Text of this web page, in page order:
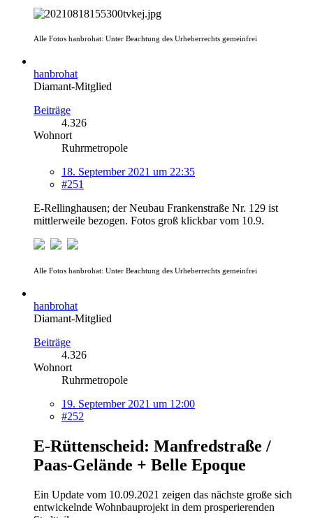
Alle Fotos hanbrohat: Unter Beachtung des Urheberrechts gemeinfrei
hanbrohat
Diamant-Mitglied
Beiträge
4.326
Wohnort
Ruhrmetropole
18. September 2021 um 22:35
#251
E-Rellinghausen; der Neubau Frankenstraße Nr. 129 ist
mittlerweile bezogen. Fotos groß klickbar vom 10.9.
Alle Fotos hanbrohat: Unter Beachtung des Urheberrechts gemeinfrei
hanbrohat
Diamant-Mitglied
Beiträge
4.326
Wohnort
Ruhrmetropole
19. September 2021 um 12:00
#252
E-Rüttenscheid: Manfredstraße /
Paas-Gelände + Belle Epoque
Ein Update vom 10.09.2021 zeigen das nächste große sich
entwickelnde Wohnbauprojekt in dem prosperierenden